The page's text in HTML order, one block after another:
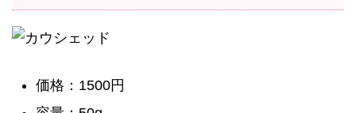
価格：1500円